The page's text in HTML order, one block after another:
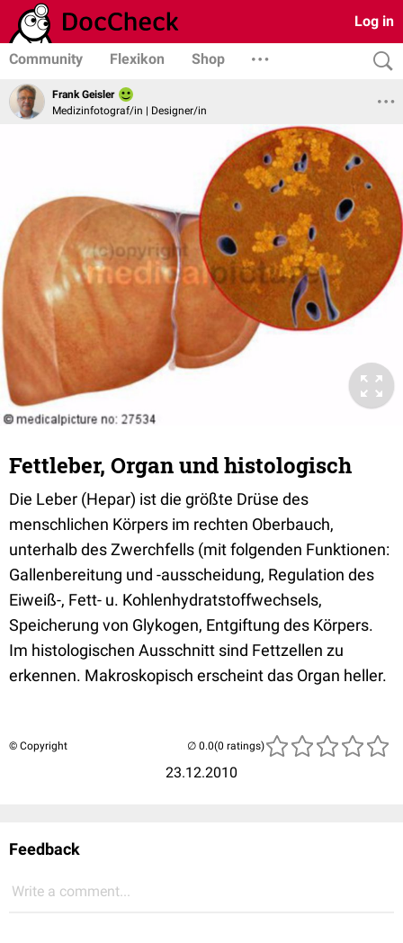
Log in
Community Flexikon Shop
Frank Geisler
Medizinfotograf/in | Designer/in
Fettleber, Organ und histologisch
Die Leber (Hepar) ist die größte Drüse des
menschlichen Körpers im rechten Oberbauch,
unterhalb des Zwerchfells (mit folgenden Funktionen:
Gallenbereitung und -ausscheidung, Regulation des
Eiweiß-, Fett- u. Kohlenhydratstoffwechsels,
Speicherung von Glykogen, Entgiftung des Körpers.
Im histologischen Ausschnitt sind Fettzellen zu
erkennen. Makroskopisch erscheint das Organ heller.
© Copyright
23.12.2010
(0 ratings)
Feedback
Write a comment...